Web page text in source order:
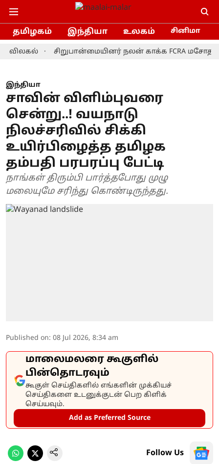
தமிழகம் இந்தியா உலகம் சினிமா
சிறுபான்மையினர் நலன் காக்க FCRA மசோதாவை
இந்தியா
சாவின் விளிம்புவரை
சென்று..! வயநாடு
நிலச்சரிவில் சிக்கி
உயிர்பிழைத்த தமிழக
தம்பதி பரபரப்பு பேட்டி
நாங்கள் திரும்பி பார்த்தபோது முழு
மலையுமே சரிந்து கொண்டிருந்தது.
Published on: 08 Jul 2026, 8:34 am
மாலைமலரை கூகுளில்
பின்தொடரவும்
கூகுள் செய்திகளில் எங்களின் முக்கியச்
செய்திகளை உடனுக்குடன் பெற கிளிக்
செய்யவும்.
Add as Preferred Source
Follow Us